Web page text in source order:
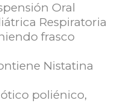
Oral
Respiratoria
frasco
Nistatina
poliénico,